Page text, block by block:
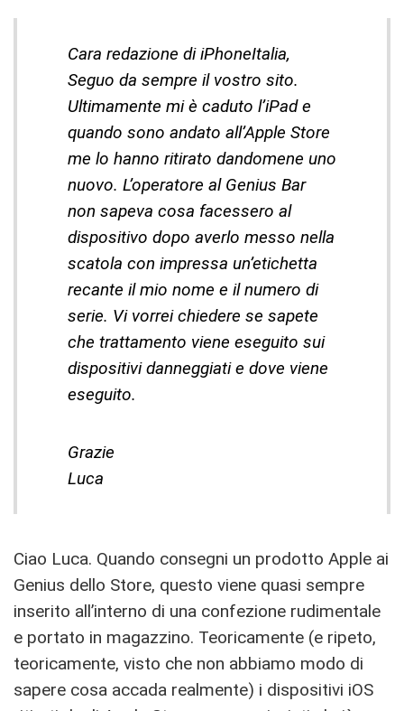
Cara redazione di iPhoneItalia,
Seguo da sempre il vostro sito.
Ultimamente mi è caduto l’iPad e
quando sono andato all’Apple Store
me lo hanno ritirato dandomene uno
nuovo. L’operatore al Genius Bar
non sapeva cosa facessero al
dispositivo dopo averlo messo nella
scatola con impressa un’etichetta
recante il mio nome e il numero di
serie. Vi vorrei chiedere se sapete
che trattamento viene eseguito sui
dispositivi danneggiati e dove viene
eseguito.
Grazie
Luca
Ciao Luca. Quando consegni un prodotto Apple ai
Genius dello Store, questo viene quasi sempre
inserito all’interno di una confezione rudimentale
e portato in magazzino. Teoricamente (e ripeto,
teoricamente, visto che non abbiamo modo di
sapere cosa accada realmente) i dispositivi iOS